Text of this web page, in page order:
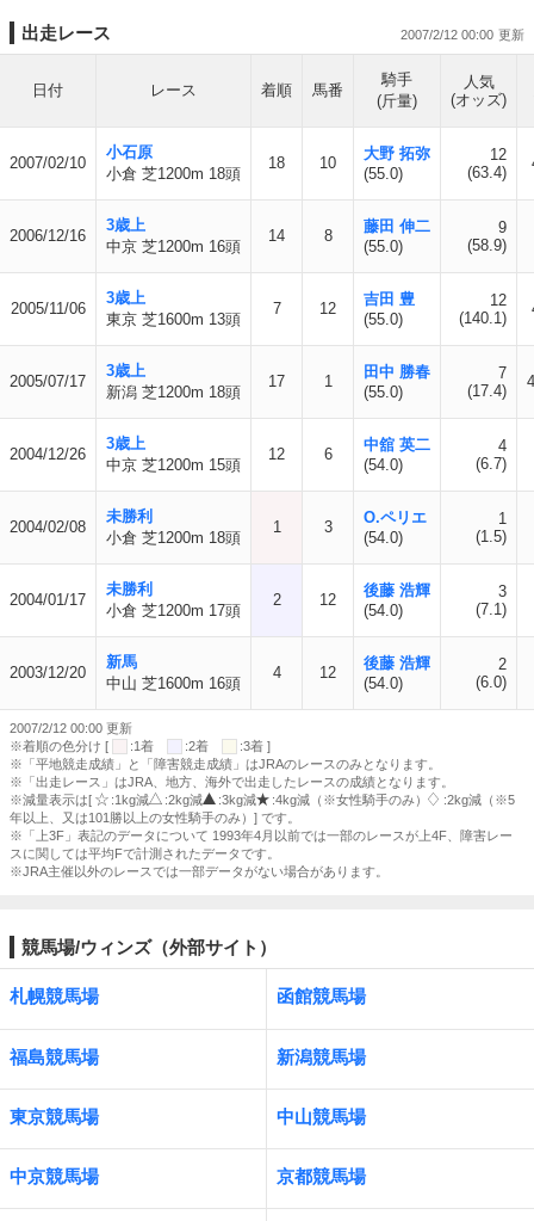
出走レース 2007/2/12 00:00
日付 レース 着順 馬番
騎手
(斤量)
人気
(オッズ)
2007/02/10
小石原
小倉 芝1200m 18頭
18 10
大野 拓弥
(55.0)
12
(63.4)
2006/12/16
3歳上
中京 芝1200m 16頭
14 8
藤田 伸二
(55.0)
9
(58.9)
2005/11/06
3歳上
東京 芝1600m 13頭
7 12
吉田 豊
(55.0)
12
(140.1)
2005/07/17
3歳上
新潟 芝1200m 18頭
17 1
田中 勝春
(55.0)
7
(17.4)
2004/12/26
3歳上
中京 芝1200m 15頭
12 6
中舘 英二
(54.0)
4
(6.7)
2004/02/08
未勝利
小倉 芝1200m 18頭
1 3
O.ペリエ
(54.0)
1
(1.5)
2004/01/17
未勝利
小倉 芝1200m 17頭
2 12
後藤 浩輝
(54.0)
3
(7.1)
2003/12/20
新馬
中山 芝1600m 16頭
4 12
後藤 浩輝
(54.0)
2
(6.0)
2007/2/12 00:00 更新
※着順の色分け [
:1着 :2着
:3着 ]
※「平地競走成績」と「障害競走成績」はJRAのレースのみとなります。
※「出走レース」はJRA、地方、海外で出走したレースの成績となります。
※減量表示は[
:1kg減 :2kg減 :3kg減 :4kg減（※女性騎手のみ）
:2kg減（※5
年以上、又は101勝以上の女性騎手のみ）] です。
※「上3F」表記のデータについて 1993年4月以前では一部のレースが上4F、障害レー
スに関しては平均Fで計測されたデータです。
※JRA主催以外のレースでは一部データがない場合があります。
競馬場/ウィンズ（外部サイト）
札幌競馬場 函館競馬場
福島競馬場 新潟競馬場
東京競馬場 中山競馬場
中京競馬場 京都競馬場